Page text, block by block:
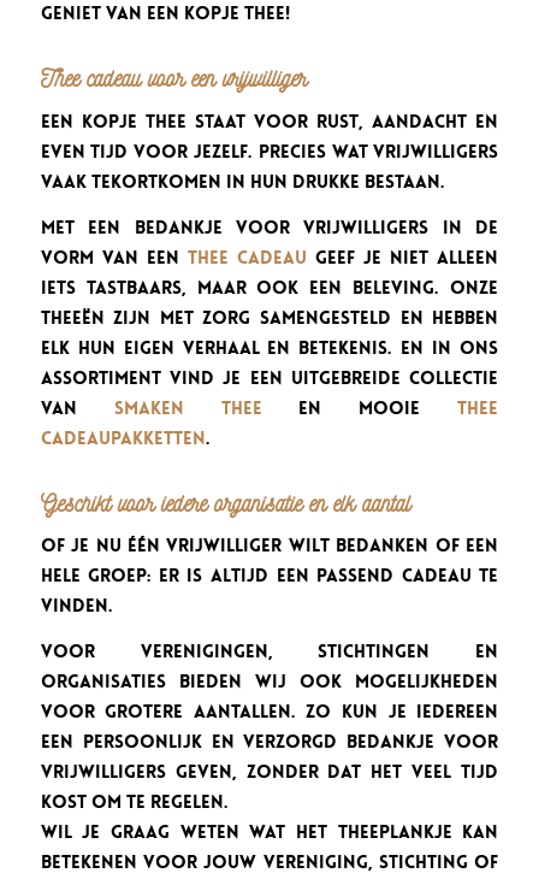
geniet van een kopje thee!
Thee cadeau voor een vrijwilliger
Een kopje thee staat voor rust, aandacht en
even tijd voor jezelf. Precies wat vrijwilligers
vaak tekortkomen in hun drukke bestaan.
Met een bedankje voor vrijwilligers in de
vorm van een thee cadeau geef je niet alleen
iets tastbaars, maar ook een beleving. Onze
theeën zijn met zorg samengesteld en hebben
elk hun eigen verhaal en betekenis. En in ons
assortiment vind je een uitgebreide collectie
van smaken thee en mooiethee
cadeaupakketten.
Geschikt voor iedere organisatie en elk aantal
Of je nu één vrijwilliger wilt bedanken of een
hele groep: er is altijd een passend cadeau te
vinden.
Voor verenigingen, stichtingen en
organisaties bieden wij ook mogelijkheden
voor grotere aantallen. Zo kun je iedereen
een persoonlijk en verzorgd bedankje voor
vrijwilligers geven, zonder dat het veel tijd
kost om te regelen.
Wil je graag weten wat Het Theeplankje kan
betekenen voor jouw vereniging, stichting of